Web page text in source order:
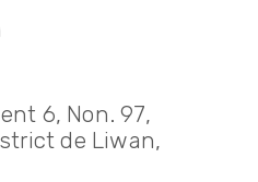
6, Non. 97,
de Liwan,